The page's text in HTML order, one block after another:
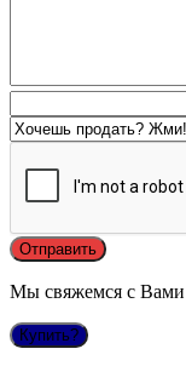
Мы свяжемся с Вами
Купить?